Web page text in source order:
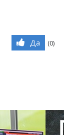
Да (0)